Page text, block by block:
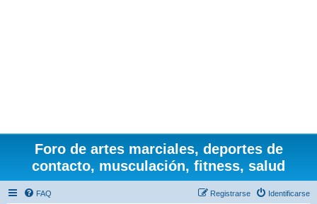
Foro de artes marciales, deportes de
contacto, musculación, fitness, salud
FAQ Identificarse
Registrarse